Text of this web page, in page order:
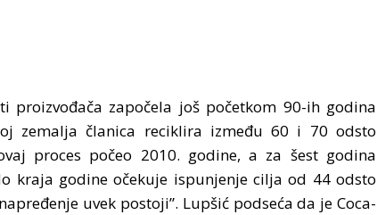
proizvođača započela još početkom 90-ih godina
zemalja članica reciklira između 60 i 70 odsto
proces počeo 2010. godine, a za šest godina
kraja godine očekuje ispunjenje cilja od 44 odsto
uvek postoji”. Lupšić podseća da je Coca-